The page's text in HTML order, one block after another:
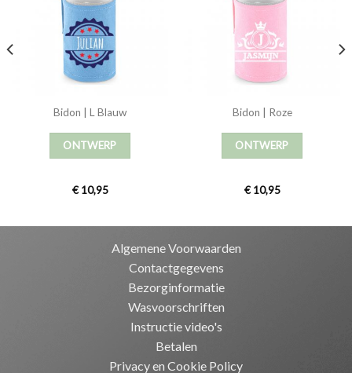
Bidon | L Blauw
ONTWERP
€10,95
Bidon | Roze
ONTWERP
€10,95
Algemene Voorwaarden
Contactgegevens
Bezorginformatie
Wasvoorschriften
Instructie video's
Betalen
Privacy en Cookie Policy